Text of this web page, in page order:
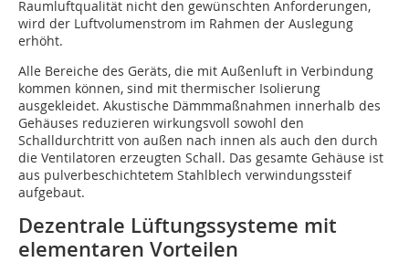
Raumluftqualität nicht den gewünschten Anforderungen,
wird der Luftvolumenstrom im Rahmen der Auslegung
erhöht.
Alle Bereiche des Geräts, die mit Außenluft in Verbindung
kommen können, sind mit thermischer Isolierung
ausgekleidet. Akustische Dämmmaßnahmen innerhalb des
Gehäuses reduzieren wirkungsvoll sowohl den
Schalldurchtritt von außen nach innen als auch den durch
die Ventilatoren erzeugten Schall. Das gesamte Gehäuse ist
aus pulverbeschichtetem Stahlblech verwindungssteif
aufgebaut.
Dezentrale Lüftungssysteme mit
elementaren Vorteilen